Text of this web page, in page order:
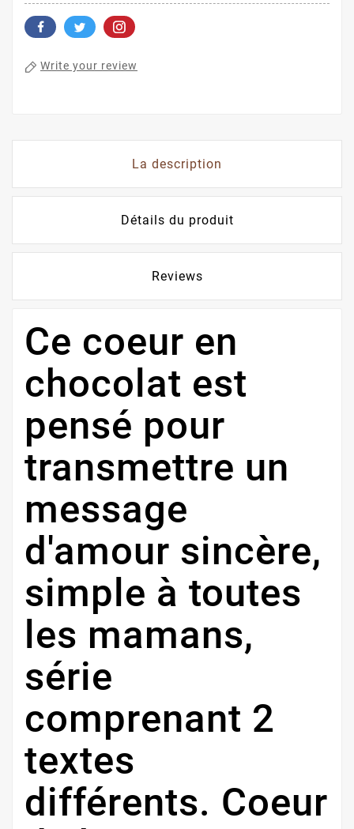
Write your review
La description
Détails du produit
Reviews
Ce coeur en
chocolat est
pensé pour
transmettre un
message
d'amour sincère,
simple à toutes
les mamans,
série
comprenant 2
textes
différents. Coeur